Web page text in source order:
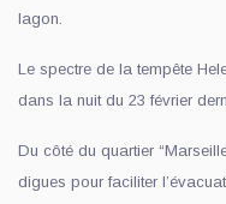
lagon.
Le spectre de la tempête
dans la nuit du 23 février
Du côté du quartier
digues pour faciliter